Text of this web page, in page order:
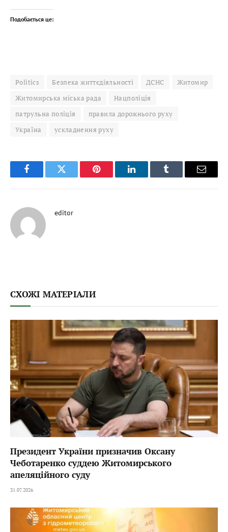
Подобається це:
Politics Безпека життєдіяльності ДСНС
Житомир
Житомирська міська рада
Нацполіція
патрульна поліція
правила дорожнього руху
Україна
ускладнення руху
FacebookTwitter Pinterest LinkedInTumblr Email
editor
СХОЖІ МАТЕРІАЛИ
Президент України призначив Оксану
Чеботаренко суддею Житомирського
апеляційного суду
31.07.2026